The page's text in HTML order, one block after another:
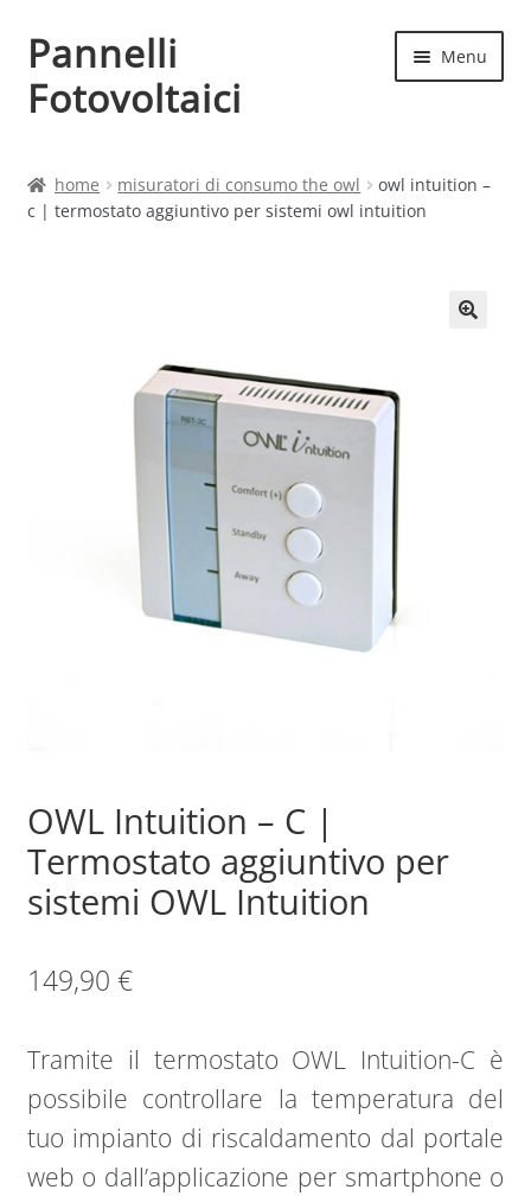
Vai
alla
navigazione
Vai
al
contenuto
Pannelli
Fotovoltaici
Menu
Cart
Sample Page
home misuratori di consumo the owl
owl intuition –
c | termostato aggiuntivo per sistemi owl intuition
OWL Intuition – C |
Termostato aggiuntivo per
sistemi OWL Intuition
149,90 €
Tramite il termostato OWL Intuition-C è
possibile controllare la temperatura del
tuo impianto di riscaldamento dal portale
web o dall’applicazione per smartphone o